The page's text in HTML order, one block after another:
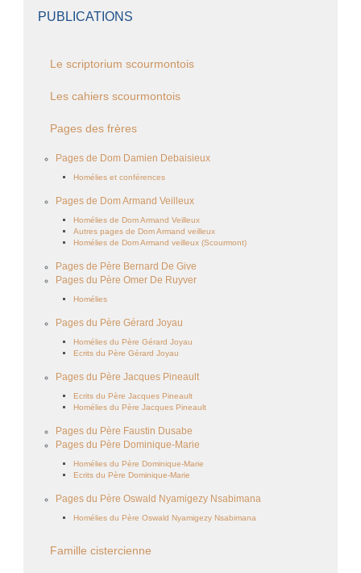
PUBLICATIONS
Le scriptorium scourmontois
Les cahiers scourmontois
Pages des frères
Pages de Dom Damien Debaisieux
Homélies et conférences
Pages de Dom Armand Veilleux
Homélies de Dom Armand Veilleux
Autres pages de Dom Armand veilleux
Homélies de Dom Armand veilleux (Scourmont)
Pages de Père Bernard De Give
Pages du Père Omer De Ruyver
Homélies
Pages du Père Gérard Joyau
Homélies du Père Gérard Joyau
Ecrits du Père Gérard Joyau
Pages du Père Jacques Pineault
Ecrits du Père Jacques Pineault
Homélies du Père Jacques Pineault
Pages du Père Faustin Dusabe
Pages du Père Dominique-Marie
Homélies du Père Dominique-Marie
Ecrits du Père Dominique-Marie
Pages du Père Oswald Nyamigezy Nsabimana
Homélies du Père Oswald Nyamigezy Nsabimana
Famille cistercienne